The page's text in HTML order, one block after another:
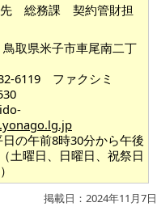
先 総務課 契約管財担
取県米子市車尾南二丁
6119 ファクシミ
の午前8時30分から午後
土曜日、日曜日、祝祭日
掲載日：2024年11月7日